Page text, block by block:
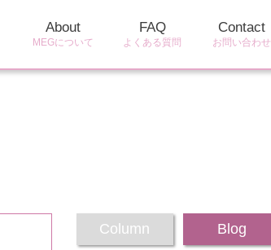
About
MEGについて
FAQ
よくある質問
Contact
お問い合わせ
Column Blog